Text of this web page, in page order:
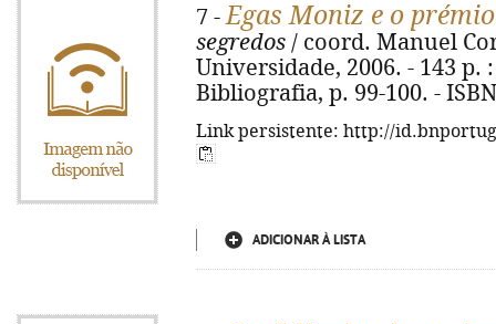
7 -Egas Moniz e o
segredos / coord. Manuel
Universidade, 2006. - 143 p.
Bibliografia, p. 99-100. -
Link persistente: http://
ADICIONAR À LISTA